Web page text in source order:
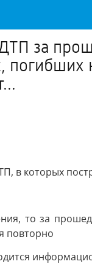
за
погибших
в которых
то за
повторно